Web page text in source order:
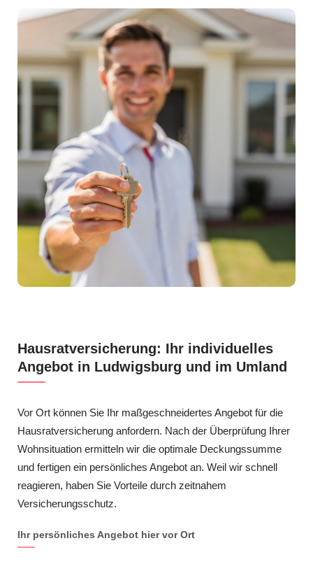
Hausratversicherung: Ihr individuelles
Angebot in Ludwigsburg und im Umland
Vor Ort können Sie Ihr maßgeschneidertes Angebot für die
Hausratversicherung anfordern. Nach der Überprüfung Ihrer
Wohnsituation ermitteln wir die optimale Deckungssumme
und fertigen ein persönliches Angebot an. Weil wir schnell
reagieren, haben Sie Vorteile durch zeitnahem
Versicherungsschutz.
Ihr persönliches Angebot hier vor Ort